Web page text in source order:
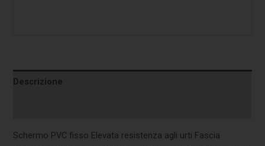
Descrizione
Schermo PVC fisso Elevata resistenza agli urti Fascia